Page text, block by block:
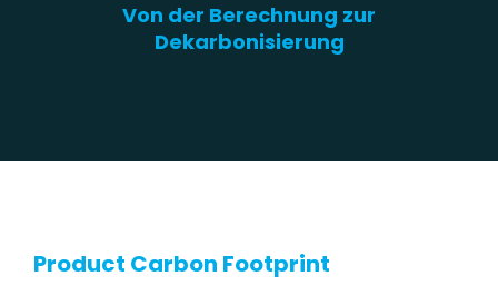
Von der Berechnung zur
Dekarbonisierung
Product Carbon Footprint